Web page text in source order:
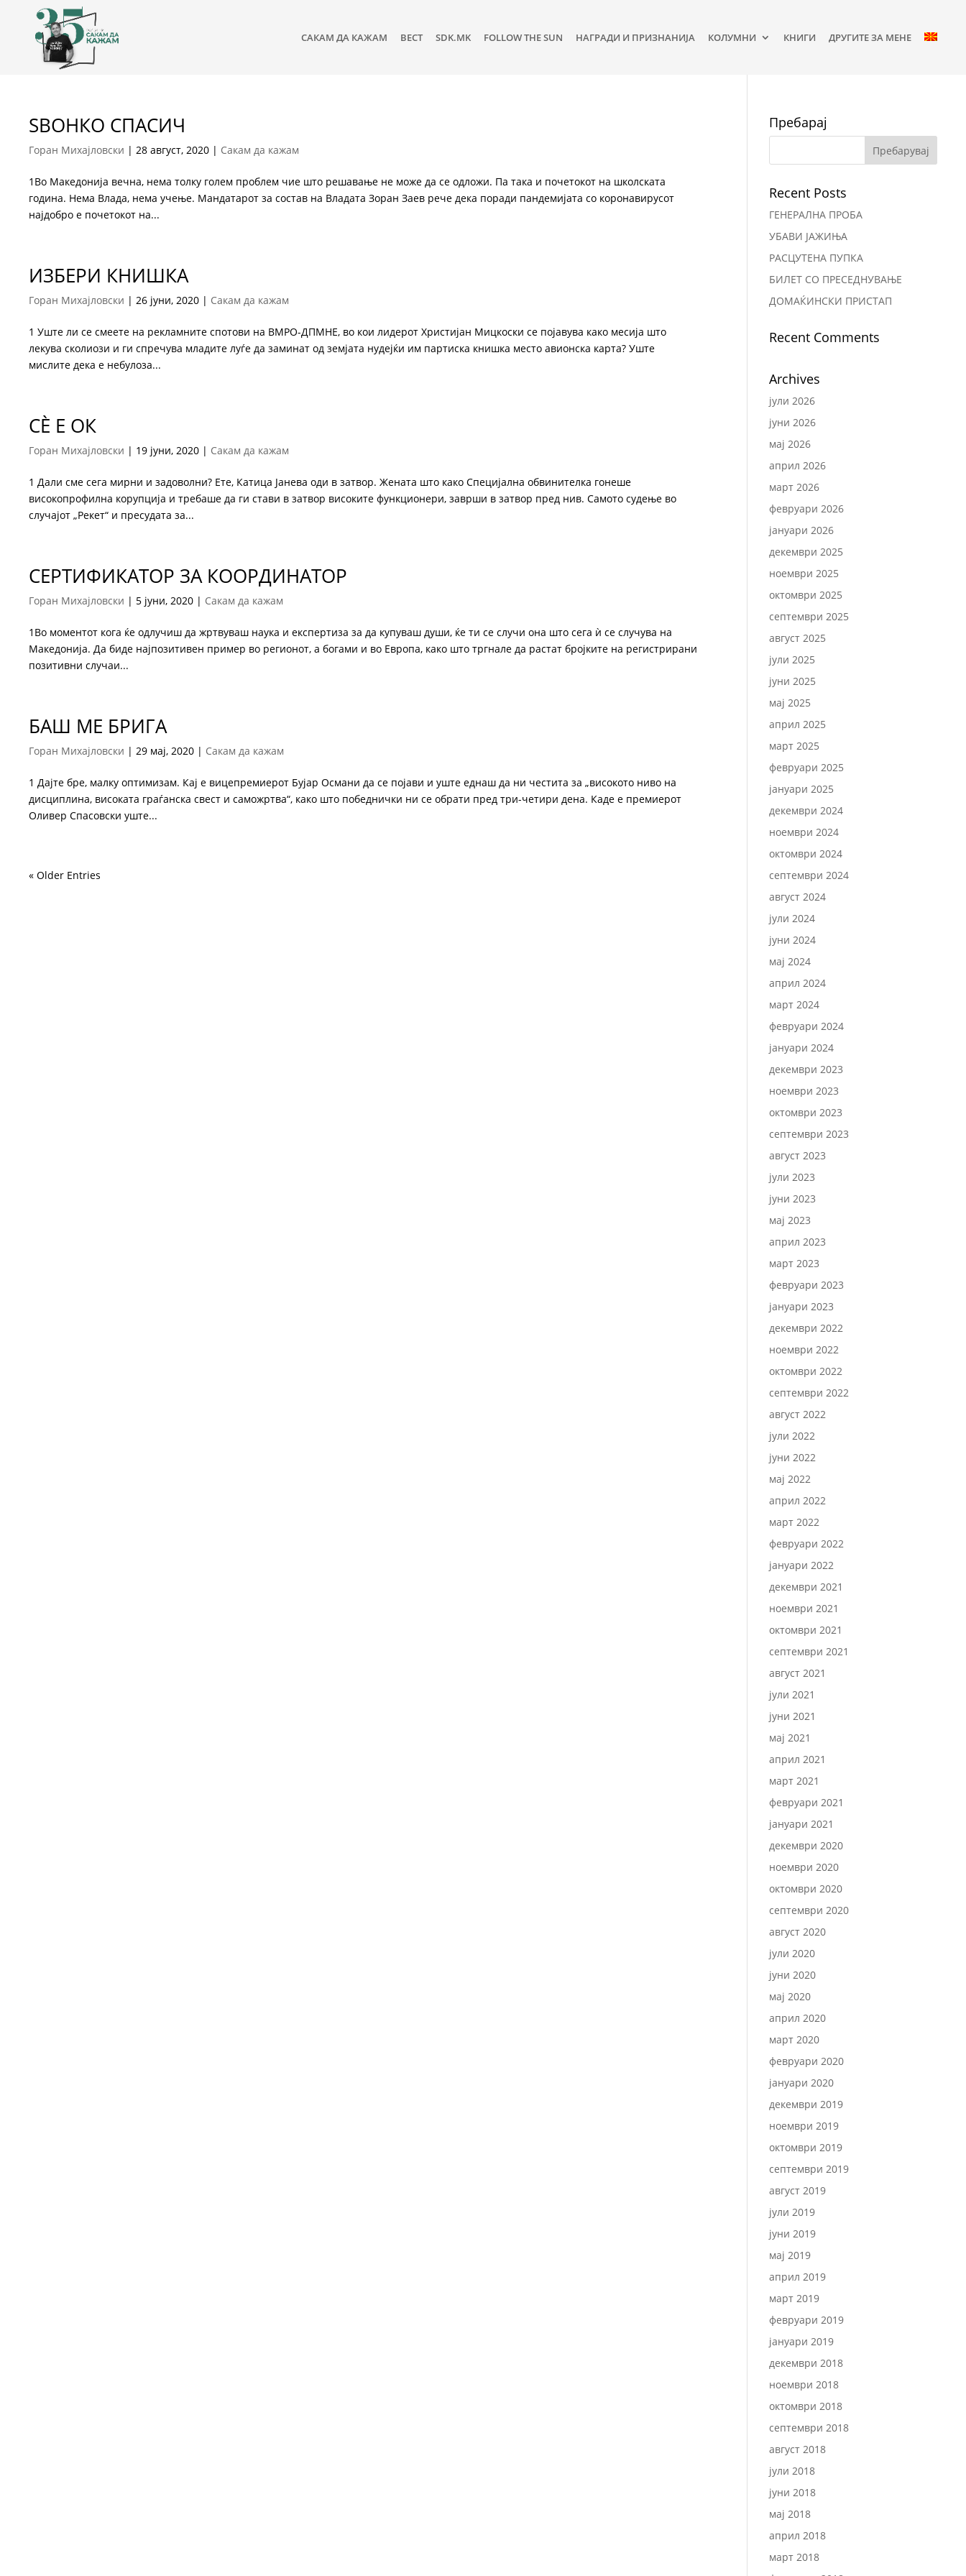
САКАМ ДА КАЖАМ ВЕСТ SDK.MK FOLLOW THE SUN НАГРАДИ И ПРИЗНАНИЈА КОЛУМНИ КНИГИ ДРУГИТЕ ЗА МЕНЕ
ЅВОНКО СПАСИЧ
Горан Михајловски |28 август, 2020 | Сакам да кажам
1Во Македонија вечна, нема толку голем проблем чие што решавање не може да се одложи. Па така и почетокот на школската
година. Нема Влада, нема учење. Мандатарот за состав на Владата Зоран Заев рече дека поради пандемијата со коронавирусот
најдобро е почетокот на...
ИЗБЕРИ КНИШКА
Горан Михајловски |26 јуни, 2020 | Сакам да кажам
1 Уште ли се смеете на рекламните спотови на ВМРО-ДПМНЕ, во кои лидерот Христијан Мицкоски се појавува како месија што
лекува сколиози и ги спречува младите луѓе да заминат од земјата нудејќи им партиска книшка место авионска карта? Уште
мислите дека е небулоза...
СÈ Е ОК
Горан Михајловски | 19 јуни, 2020 | Сакам да кажам
1 Дали сме сега мирни и задоволни? Ете, Катица Јанева оди в затвор. Жената што како Специјална обвинителка гонеше
високопрофилна корупција и требаше да ги стави в затвор високите функционери, заврши в затвор пред нив. Самото судење во
случајот „Рекет“ и пресудата за...
СЕРТИФИКАТОР ЗА КООРДИНАТОР
Горан Михајловски | 5 јуни, 2020 | Сакам да кажам
1Во моментот кога ќе одлучиш да жртвуваш наука и експертиза за да купуваш души, ќе ти се случи она што сега ѝ се случува на
Македонија. Да биде најпозитивен пример во регионот, а богами и во Европа, како што тргнале да растат бројките на регистрирани
позитивни случаи...
БАШ МЕ БРИГА
Горан Михајловски |29 мај, 2020 | Сакам да кажам
1 Дајте бре, малку оптимизам. Кај е вицепремиерот Бујар Османи да се појави и уште еднаш да ни честита за „високото ниво на
дисциплина, високата граѓанска свест и саможртва“, како што победнички ни се обрати пред три-четири дена. Каде е премиерот
Оливер Спасовски уште...
« Older Entries
Пребарај
Recent Posts
ГЕНЕРАЛНА ПРОБА
УБАВИ ЈАЖИЊА
РАСЦУТЕНА ПУПКА
БИЛЕТ СО ПРЕСЕДНУВАЊЕ
ДОМАЌИНСКИ ПРИСТАП
Recent Comments
Archives
јули 2026
јуни 2026
мај 2026
април 2026
март 2026
февруари 2026
јануари 2026
декември 2025
ноември 2025
октомври 2025
септември 2025
август 2025
јули 2025
јуни 2025
мај 2025
април 2025
март 2025
февруари 2025
јануари 2025
декември 2024
ноември 2024
октомври 2024
септември 2024
август 2024
јули 2024
јуни 2024
мај 2024
април 2024
март 2024
февруари 2024
јануари 2024
декември 2023
ноември 2023
октомври 2023
септември 2023
август 2023
јули 2023
јуни 2023
мај 2023
април 2023
март 2023
февруари 2023
јануари 2023
декември 2022
ноември 2022
октомври 2022
септември 2022
август 2022
јули 2022
јуни 2022
мај 2022
април 2022
март 2022
февруари 2022
јануари 2022
декември 2021
ноември 2021
октомври 2021
септември 2021
август 2021
јули 2021
јуни 2021
мај 2021
април 2021
март 2021
февруари 2021
јануари 2021
декември 2020
ноември 2020
октомври 2020
септември 2020
август 2020
јули 2020
јуни 2020
мај 2020
април 2020
март 2020
февруари 2020
јануари 2020
декември 2019
ноември 2019
октомври 2019
септември 2019
август 2019
јули 2019
јуни 2019
мај 2019
април 2019
март 2019
февруари 2019
јануари 2019
декември 2018
ноември 2018
октомври 2018
септември 2018
август 2018
јули 2018
јуни 2018
мај 2018
април 2018
март 2018